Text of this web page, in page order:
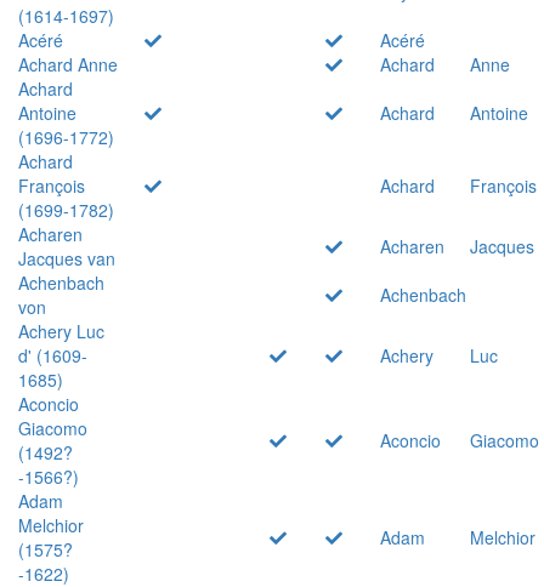
(1614-1697)
Acéré
Acéré
Achard Anne
Achard
Anne
Achard
Antoine
(1696-1772)
Achard
Antoine
Achard
François
(1699-1782)
Achard
François
Acharen
Jacques van
Acharen
Jacques
Achenbach
von
Achenbach
Achery Luc
d' (1609-
1685)
Achery
Luc
Aconcio
Giacomo
(1492?
-1566?)
Aconcio Giacomo
Adam
Melchior
(1575?
-1622)
Adam Melchior